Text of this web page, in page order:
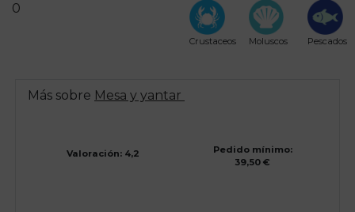
0
Crustaceos Moluscos Pescados
Más sobre Mesa y yantar
Valoración: 4,2
Pedido mínimo:
39,50 €